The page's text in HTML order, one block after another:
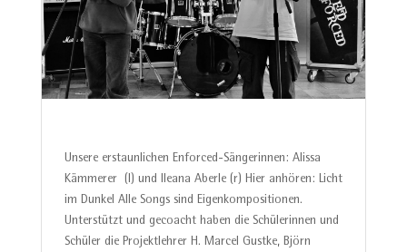
Unsere erstaunlichen Enforced-Sängerinnen: Alissa
Kämmerer (l) und Ileana Aberle (r) Hier anhören: Licht
im Dunkel Alle Songs sind Eigenkompositionen.
Unterstützt und gecoacht haben die Schülerinnen und
Schüler die Projektlehrer H. Marcel Gustke, Björn